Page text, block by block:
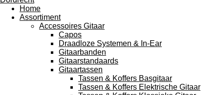
Home
Assortiment
Accessoires Gitaar
Capos
Draadloze Systemen & In-Ear
Gitaarbanden
Gitaarstandaards
Gitaartassen
Tassen & Koffers Basgitaar
Tassen & Koffers Elektrische Gitaar